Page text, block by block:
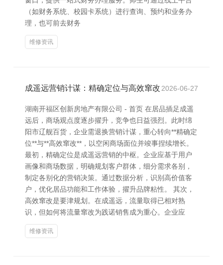
（如财务系统、校园卡系统）进行查询、预约和业务办
理，也可前去财务
维修资讯
成遥远营销计谋：精确定位与高效窜改 2026-06-27
湖南开福区创新房地产有限公司 - 首页 在居品插足成遥
远后，商场观点度逐步擢升，竞争也日益强烈。此时绵
阳市辽舰百货，企业需退换营销计谋，重心转向**精确定
位**与**高效窜改**，以空闲商场面位并竣事捏续增长。
最初，精确定位是成遥远营销的中枢。企业应基于用户
画像和商场数据，明确规划客户群体，细分需求各别，
制定各别化的营销决策。通过数据分析，识别高价值客
户，优化居品功能和工作体验，擢升品牌粘性。 其次，
高效窜改是要津规划。在成遥远，流量取得已相对熟
识，但如何将流量窜改为践诺销售成为重心。企业应
维修资讯